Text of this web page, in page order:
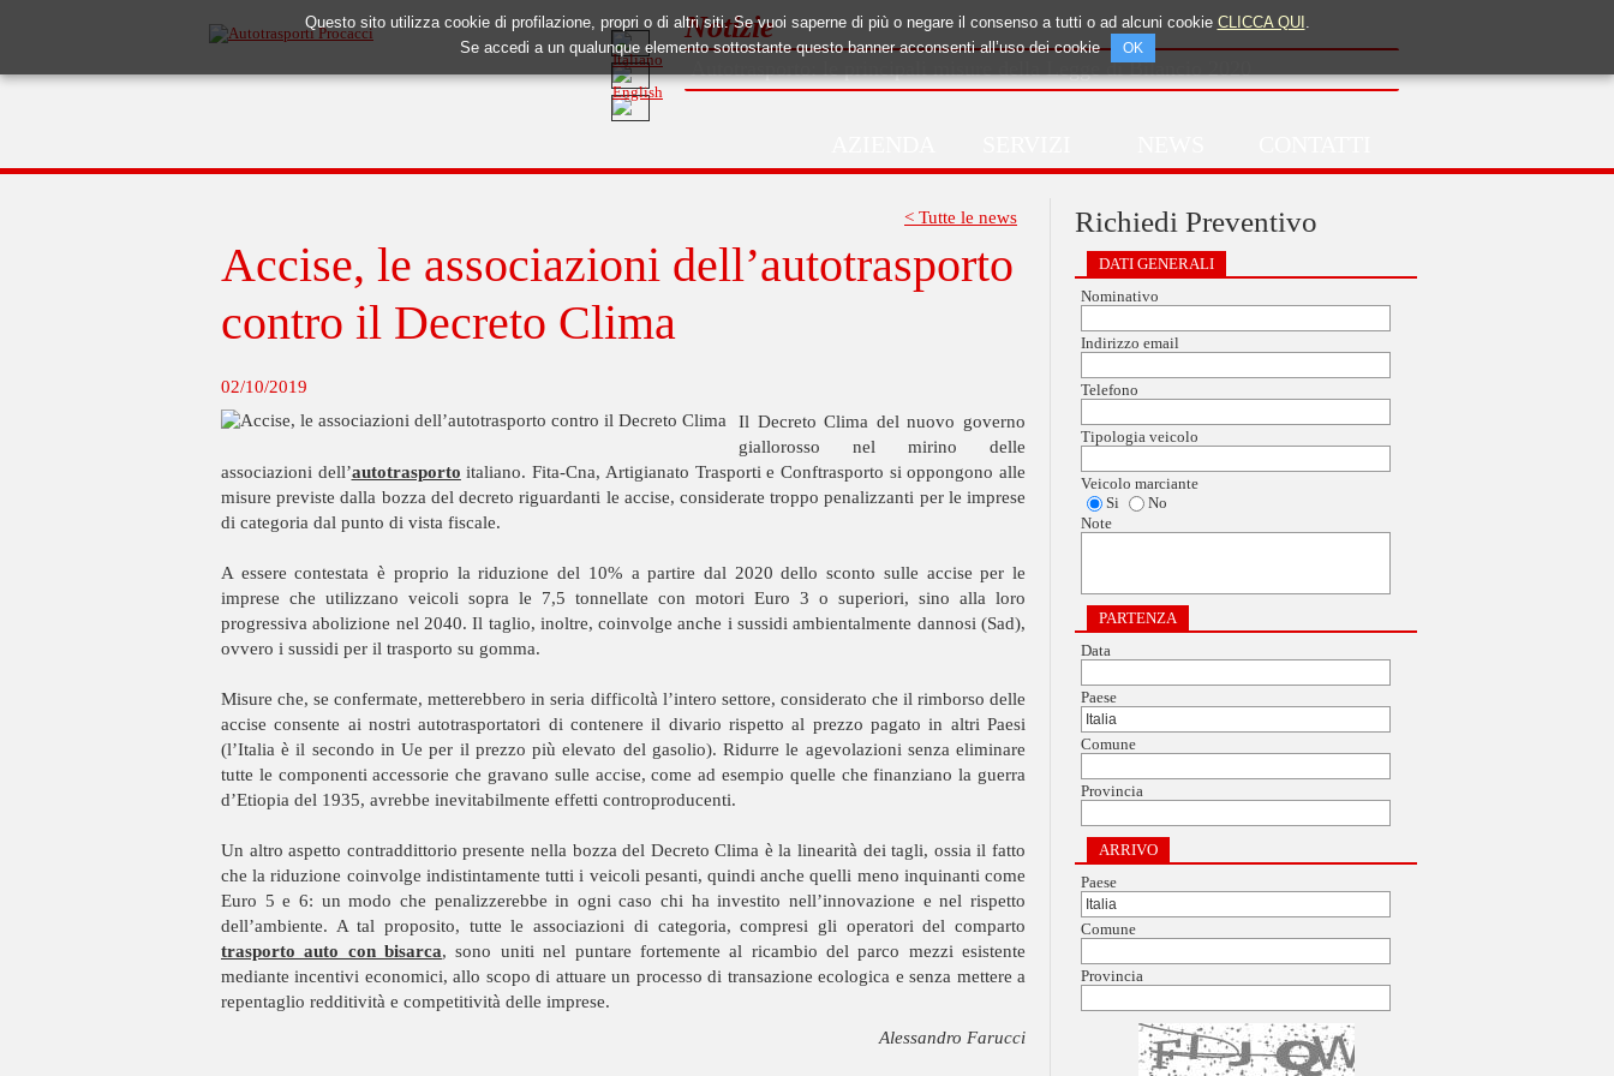
Notizie
Autotrasporto: le principali misure della Legge di Bilancio 2020
< Tutte le news
Accise, le associazioni dell’autotrasporto
contro il Decreto Clima
02/10/2019
Il Decreto Clima del nuovo governo
giallorosso nel mirino delle
associazioni dell’autotrasporto italiano. Fita-Cna, Artigianato Trasporti e Conftrasporto si oppongono alle
misure previste dalla bozza del decreto riguardanti le accise, considerate troppo penalizzanti per le imprese
di categoria dal punto di vista fiscale.
A essere contestata è proprio la riduzione del 10% a partire dal 2020 dello sconto sulle accise per le
imprese che utilizzano veicoli sopra le 7,5 tonnellate con motori Euro 3 o superiori, sino alla loro
progressiva abolizione nel 2040. Il taglio, inoltre, coinvolge anche i sussidi ambientalmente dannosi (Sad),
ovvero i sussidi per il trasporto su gomma.
Misure che, se confermate, metterebbero in seria difficoltà l’intero settore, considerato che il rimborso delle
accise consente ai nostri autotrasportatori di contenere il divario rispetto al prezzo pagato in altri Paesi
(l’Italia è il secondo in Ue per il prezzo più elevato del gasolio). Ridurre le agevolazioni senza eliminare
tutte le componenti accessorie che gravano sulle accise, come ad esempio quelle che finanziano la guerra
d’Etiopia del 1935, avrebbe inevitabilmente effetti controproducenti.
Un altro aspetto contraddittorio presente nella bozza del Decreto Clima è la linearità dei tagli, ossia il fatto
che la riduzione coinvolge indistintamente tutti i veicoli pesanti, quindi anche quelli meno inquinanti come
Euro 5 e 6: un modo che penalizzerebbe in ogni caso chi ha investito nell’innovazione e nel rispetto
dell’ambiente. A tal proposito, tutte le associazioni di categoria, compresi gli operatori del comparto
trasporto auto con bisarca, sono uniti nel puntare fortemente al ricambio del parco mezzi esistente
mediante incentivi economici, allo scopo di attuare un processo di transazione ecologica e senza mettere a
repentaglio redditività e competitività delle imprese.
Alessandro Farucci
Richiedi Preventivo
DATI GENERALI
Nominativo
Indirizzo email
Telefono
Tipologia veicolo
Veicolo marciante
Si
No
Note
PARTENZA
Data
Paese
Comune
Provincia
ARRIVO
Paese
Comune
Provincia
Questo sito utilizza cookie di profilazione, propri o di altri siti. Se vuoi saperne di più o negare il consenso a tutti o ad alcuni cookie CLICCA QUI .
Se accedi a un qualunque elemento sottostante questo banner acconsenti all’uso dei cookie
OK